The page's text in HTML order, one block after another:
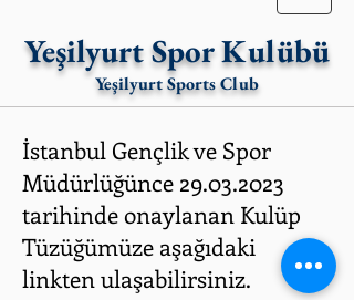
Yeşilyurt Spor Kulübü
Yeşilyurt Sports Club
İstanbul Gençlik ve Spor
Müdürlüğünce 29.03.2023
tarihinde onaylanan Kulüp
Tüzüğümüze aşağıdaki
linkten ulaşabilirsiniz.